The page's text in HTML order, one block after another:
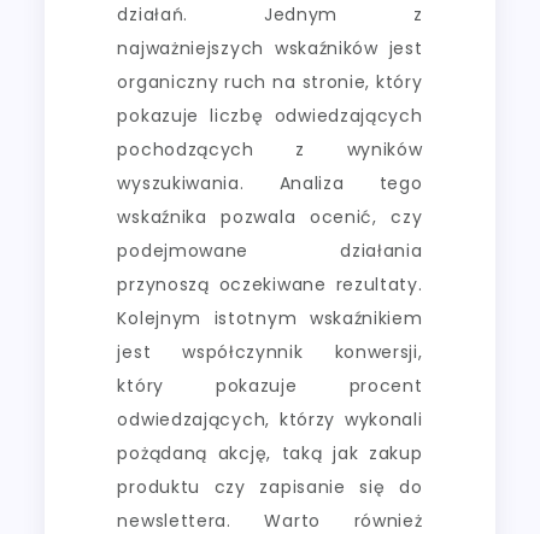
działań. Jednym z
najważniejszych wskaźników jest
organiczny ruch na stronie, który
pokazuje liczbę odwiedzających
pochodzących z wyników
wyszukiwania. Analiza tego
wskaźnika pozwala ocenić, czy
podejmowane działania
przynoszą oczekiwane rezultaty.
Kolejnym istotnym wskaźnikiem
jest współczynnik konwersji,
który pokazuje procent
odwiedzających, którzy wykonali
pożądaną akcję, taką jak zakup
produktu czy zapisanie się do
newslettera. Warto również